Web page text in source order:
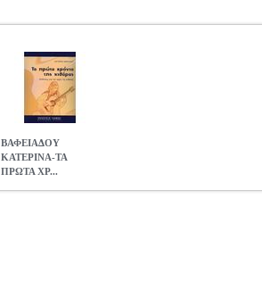
ΒΑΦΕΙΑΔΟΥ
ΚΑΤΕΡΙΝΑ-ΤΑ
ΠΡΩΤΑ ΧΡ...